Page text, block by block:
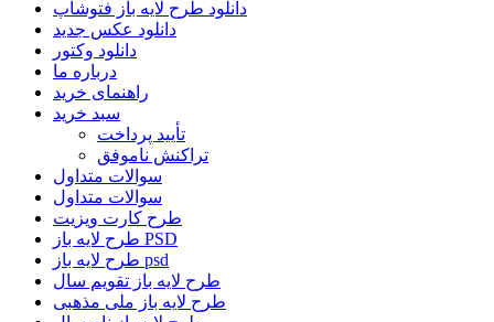
دانلود طرح لایه باز فتوشاپ
دانلود عکس جدید
دانلود وکتور
درباره ما
راهنمای خرید
سبد خرید
تأیید پرداخت
تراکنش ناموفق
سوالات متداول
سوالات متداول
طرح کارت ویزیت
طرح لایه باز PSD
طرح لایه باز psd
طرح لایه باز تقویم سال
طرح لایه باز ملی مذهبی